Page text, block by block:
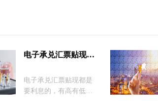
电子承兑汇票贴现利息
电子承兑汇票贴现都是
要利息的，有高有低，